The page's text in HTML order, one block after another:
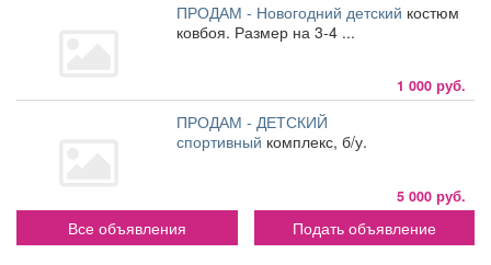
ПРОДАМ - Новогодний детский костюм
ковбоя. Размер на 3-4 ...
1 000 руб.
ПРОДАМ - ДЕТСКИЙ
спортивный комплекс, б/у.
5 000 руб.
Все объявления Подать объявление